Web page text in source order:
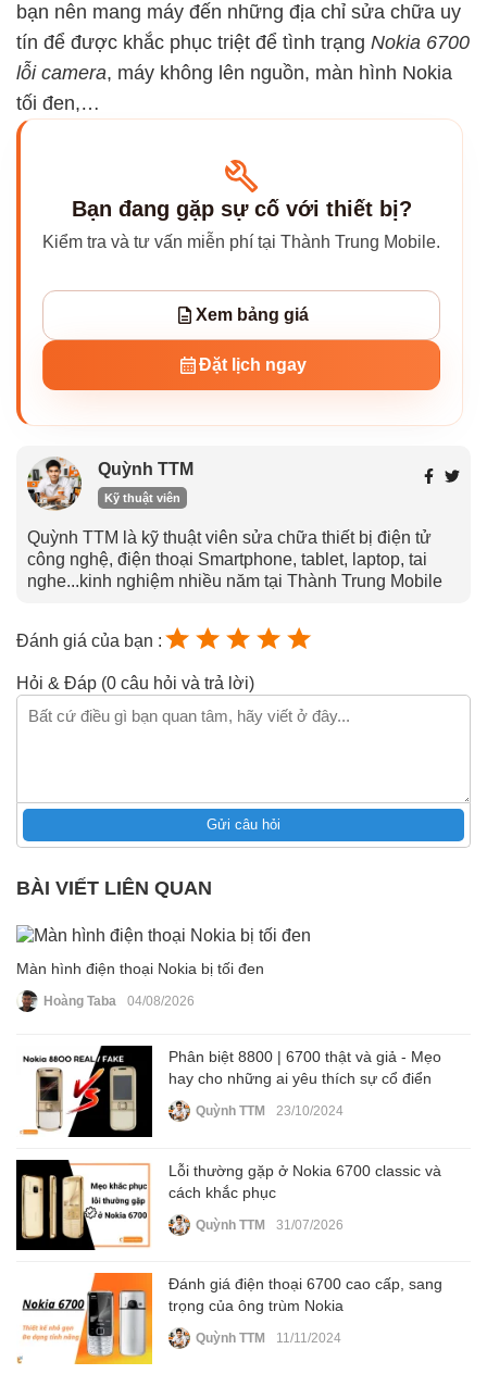
bạn nên mang máy đến những địa chỉ sửa chữa uy
tín để được khắc phục triệt để tình trạng Nokia 6700
lỗi camera, máy không lên nguồn, màn hình Nokia
tối đen,…
Bạn đang gặp sự cố với thiết bị?
Kiểm tra và tư vấn miễn phí tại Thành Trung Mobile.
Xem bảng giá
Đặt lịch ngay
Quỳnh TTM
Kỹ thuật viên
Quỳnh TTM là kỹ thuật viên sửa chữa thiết bị điện tử
công nghệ, điện thoại Smartphone, tablet, laptop, tai
nghe...kinh nghiệm nhiều năm tại Thành Trung Mobile
Đánh giá của bạn :
Hỏi & Đáp (0 câu hỏi và trả lời)
Gửi câu hỏi
BÀI VIẾT LIÊN QUAN
Màn hình điện thoại Nokia bị tối đen
Hoàng Taba 04/08/2026
Phân biệt 8800 | 6700 thật và giả - Mẹo
hay cho những ai yêu thích sự cổ điển
Quỳnh TTM 23/10/2024
Lỗi thường gặp ở Nokia 6700 classic và
cách khắc phục
Quỳnh TTM 31/07/2026
Đánh giá điện thoại 6700 cao cấp, sang
trọng của ông trùm Nokia
Quỳnh TTM 11/11/2024